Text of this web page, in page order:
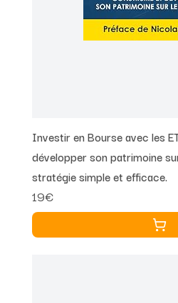
Investir en Bourse avec les
développer son patrimoine
stratégie simple et efficace.
19€